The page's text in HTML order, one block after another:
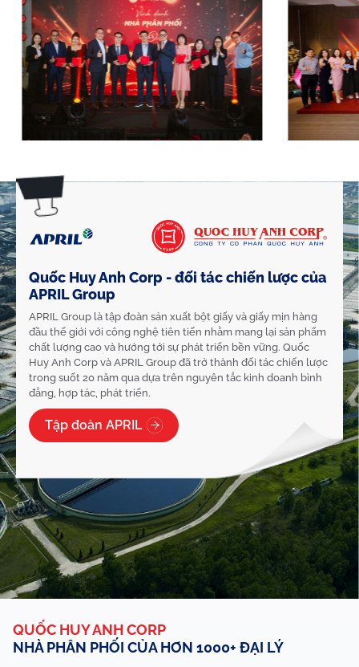
Quốc Huy Anh Corp - đối tác chiến lược của
APRIL Group
APRIL Group là tập đoàn sản xuất bột giấy và giấy mịn hàng
đầu thế giới với công nghệ tiên tiến nhằm mang lại sản phẩm
chất lượng cao và hướng tới sự phát triển bền vững. Quốc
Huy Anh Corp và APRIL Group đã trở thành đối tác chiến lược
trong suốt 20 năm qua dựa trên nguyên tắc kinh doanh bình
đẳng, hợp tác, phát triển.
Tập đoàn APRIL
QUỐC HUY ANH CORP
NHÀ PHÂN PHỐI CỦA HƠN 1000+ ĐẠI LÝ